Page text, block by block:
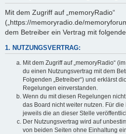
Mit dem Zugriff auf „memoryRadio“
(„https://memoryradio.de/
dem Betreiber ein Vertrag mit
1. NUTZUNGSVERTRAG:
Mit dem Zugriff auf „memoryRadio“
du einen Nutzungsvertrag mit dem
Folgenden „Betreiber“) und erklärst
Regelungen einverstanden.
Wenn du mit diesen Regelungen
das Board nicht weiter nutzen. Für
jeweils die an dieser Stelle
Der Nutzungsvertrag wird auf
von beiden Seiten ohne Einhaltung